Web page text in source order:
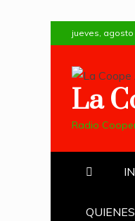
to
content
jueves, agosto
La
Radio